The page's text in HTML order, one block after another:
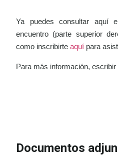
Ya puedes consultar aquí
encuentro (parte superior
como inscribirte aquí para
Para más información, escribir
Documentos